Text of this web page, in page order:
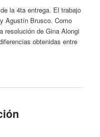
la 4ta entrega. El trabajo
Agustín Brusco. Como
resolución de Gina Alongi
obtenidas entre